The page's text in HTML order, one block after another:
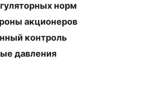
норм
акционеров
контроль
давления